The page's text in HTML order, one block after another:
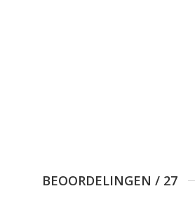
BEOORDELINGEN / 27